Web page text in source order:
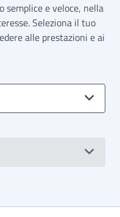
semplice e veloce, nella
Seleziona il tuo
alle prestazioni e ai